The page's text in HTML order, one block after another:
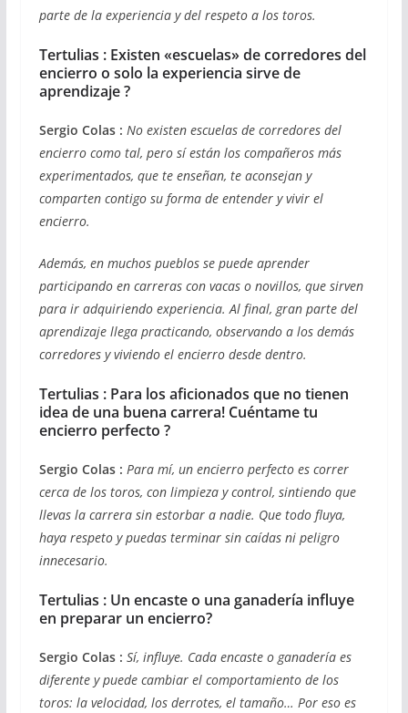
parte de la experiencia y del respeto a los toros.
Tertulias : Existen «escuelas» de corredores del
encierro o solo la experiencia sirve de
aprendizaje ?
Sergio Colas : No existen escuelas de corredores del
encierro como tal, pero sí están los compañeros más
experimentados, que te enseñan, te aconsejan y
comparten contigo su forma de entender y vivir el
encierro.
Además, en muchos pueblos se puede aprender
participando en carreras con vacas o novillos, que sirven
para ir adquiriendo experiencia. Al final, gran parte del
aprendizaje llega practicando, observando a los demás
corredores y viviendo el encierro desde dentro.
Tertulias : Para los aficionados que no tienen
idea de una buena carrera! Cuéntame tu
encierro perfecto ?
Sergio Colas : Para mí, un encierro perfecto es correr
cerca de los toros, con limpieza y control, sintiendo que
llevas la carrera sin estorbar a nadie. Que todo fluya,
haya respeto y puedas terminar sin caídas ni peligro
innecesario.
Tertulias : Un encaste o una ganadería influye
en preparar un encierro?
Sergio Colas : Sí, influye. Cada encaste o ganadería es
diferente y puede cambiar el comportamiento de los
toros: la velocidad, los derrotes, el tamaño… Por eso es